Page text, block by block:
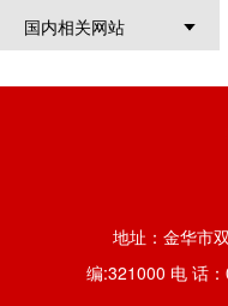
国内相关网站
地址：金华市
编:321000 电 话